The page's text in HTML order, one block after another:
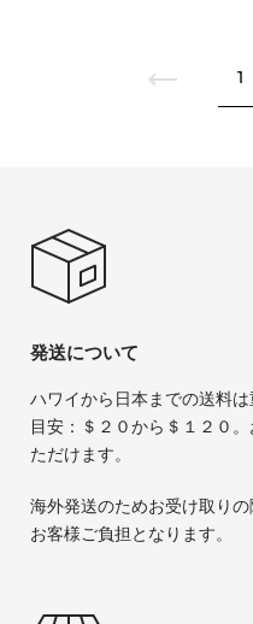
1
発送について
ハワイから日本までの送料
目安：＄２０から＄１２０
ただけます。
海外発送のためお受け取り
お客様ご負担となります。